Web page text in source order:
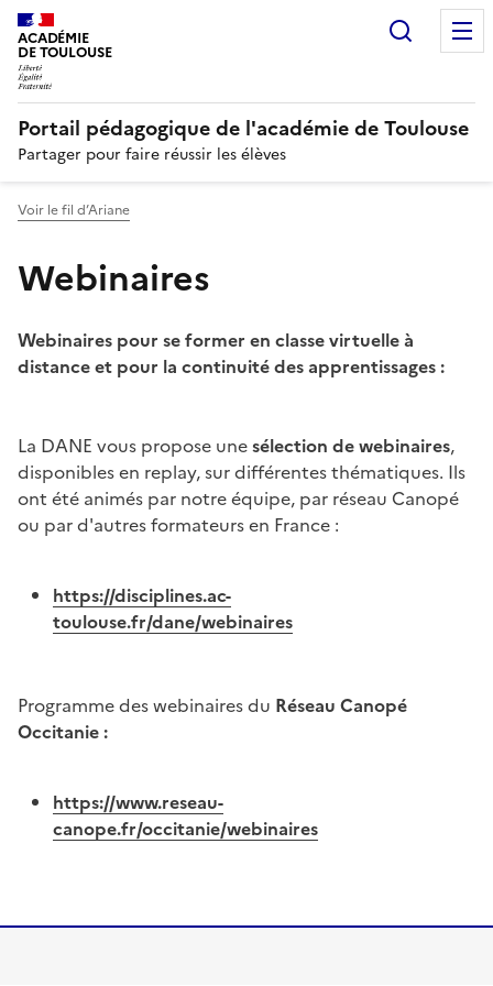
ACADÉMIE
DE TOULOUSE
Portail pédagogique de l'académie de Toulouse
Partager pour faire réussir les élèves
Voir le fil d’Ariane
Webinaires
Webinaires pour se former en classe virtuelle à
distance et pour la continuité des apprentissages :
La DANE vous propose unesélection de webinaires,
disponibles en replay, sur différentes thématiques. Ils
ont été animés par notre équipe, par réseau Canopé
ou par d'autres formateurs en France :
https://disciplines.ac-
toulouse.fr/dane/webinaires
Programme des webinaires du Réseau Canopé
Occitanie :
https://www.reseau-
canope.fr/occitanie/webinaires